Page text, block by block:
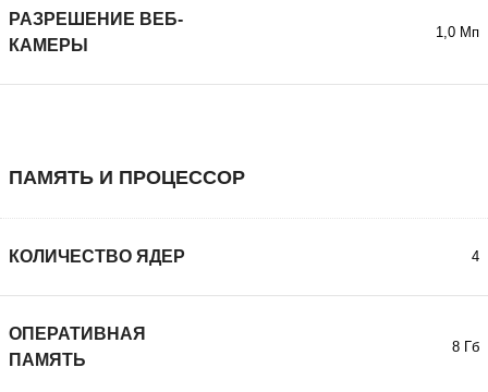
РАЗРЕШЕНИЕ ВЕБ-
КАМЕРЫ
1,0 Мп
ПАМЯТЬ И ПРОЦЕССОР
КОЛИЧЕСТВО ЯДЕР 4
ОПЕРАТИВНАЯ
ПАМЯТЬ
8 Гб